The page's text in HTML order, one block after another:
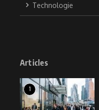
Technologie
Articles
1